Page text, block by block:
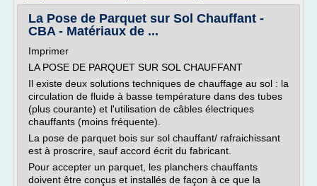
La Pose de Parquet sur Sol Chauffant -
CBA - Matériaux de ...
Imprimer
LA POSE DE PARQUET SUR SOL CHAUFFANT
Il existe deux solutions techniques de chauffage au sol : la
circulation de fluide à basse température dans des tubes
(plus courante) et l'utilisation de câbles électriques
chauffants (moins fréquente).
La pose de parquet bois sur sol chauffant/ rafraichissant
est à proscrire, sauf accord écrit du fabricant.
Pour accepter un parquet, les planchers chauffants
doivent être conçus et installés de façon à ce que la